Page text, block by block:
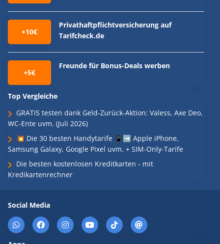
+10€
Privathaftpflichtversicherung auf
Tarifcheck.de
+5€
Freunde für Bonus-Deals werben
Top Vergleiche
GRATIS testen dank Geld-Zurück-Aktion: Valess, Axe Deo,
WC-Ente uvm. (Juli 2026)
💥 Die 30 besten Handytarife 📱➡️ Apple iPhone,
Samsung Galaxy, Google Pixel uvm. + SIM-Only-Tarife
Die besten kostenlosen Kreditkarten - mit
Kredikartenrechner
Social Media